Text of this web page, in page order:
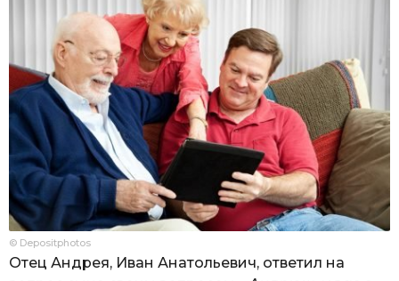
© Depositphotos
Отец Андрея, Иван Анатольевич, ответил на